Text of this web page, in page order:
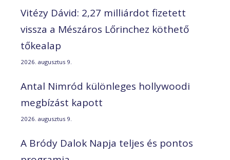
Vitézy Dávid: 2,27 milliárdot fizetett
vissza a Mészáros Lőrinchez köthető
tőkealap
2026. augusztus 9.
Antal Nimród különleges hollywoodi
megbízást kapott
2026. augusztus 9.
A Bródy Dalok Napja teljes és pontos